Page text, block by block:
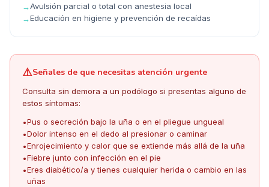
→Avulsión parcial o total con anestesia local
→Educación en higiene y prevención de recaídas
⚠️Señales de que necesitas atención urgente
Consulta sin demora a un podólogo si presentas alguno de
estos síntomas:
•Pus o secreción bajo la uña o en el pliegue ungueal
•Dolor intenso en el dedo al presionar o caminar
•Enrojecimiento y calor que se extiende más allá de la uña
•Fiebre junto con infección en el pie
•Eres diabético/a y tienes cualquier herida o cambio en las
uñas